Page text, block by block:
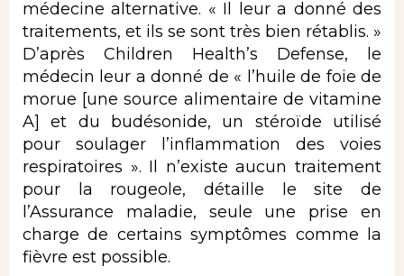
médecine alternative. « Il leur a donné des
traitements, et ils se sont très bien rétablis. »
D’après Children Health’s Defense, le
médecin leur a donné de « l’huile de foie de
morue [une source alimentaire de vitamine
A] et du budésonide, un stéroïde utilisé
pour soulager l’inflammation des voies
respiratoires ». Il n’existe aucun traitement
pour la rougeole, détaille le site de
l’Assurance maladie, seule une prise en
charge de certains symptômes comme la
fièvre est possible.